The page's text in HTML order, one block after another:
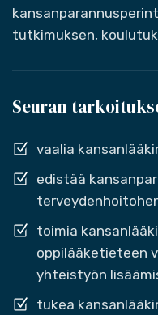
tutkimuksen,
Seuran
vaalia
edistää
toimia
oppilääketieteen
yhteistyön
tukea